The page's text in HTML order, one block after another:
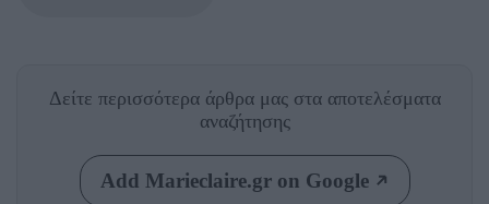
Δείτε περισσότερα άρθρα μας στα αποτελέσματα
αναζήτησης
Add Marieclaire.gr on Google